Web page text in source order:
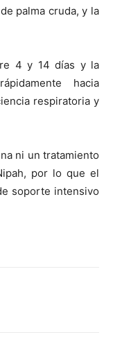
palma cruda, y la
4 y 14 días y la
hacia
respiratoria y
ni un tratamiento
por lo que el
soporte intensivo